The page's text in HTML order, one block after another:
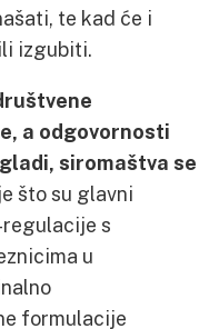
te kad će i
izgubiti.
a odgovornosti
siromaštva se
što su glavni
s
u
formulacije